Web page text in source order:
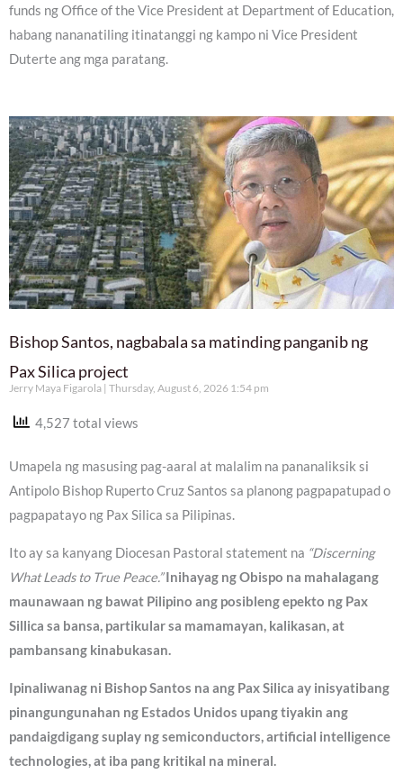
funds ng Office of the Vice President at Department of Education,
habang nananatiling itinatanggi ng kampo ni Vice President
Duterte ang mga paratang.
Bishop Santos, nagbabala sa matinding panganib ng
Pax Silica project
Jerry Maya Figarola Thursday, August 6, 2026 1:54 pm
4,527 total views
Umapela ng masusing pag-aaral at malalim na pananaliksik si
Antipolo Bishop Ruperto Cruz Santos sa planong pagpapatupad o
pagpapatayo ng Pax Silica sa Pilipinas.
Ito ay sa kanyang Diocesan Pastoral statement na “Discerning
What Leads to True Peace.”Inihayag ng Obispo na mahalagang
maunawaan ng bawat Pilipino ang posibleng epekto ng Pax
Sillica sa bansa, partikular sa mamamayan, kalikasan, at
pambansang kinabukasan.
Ipinaliwanag ni Bishop Santos na ang Pax Silica ay inisyatibang
pinangungunahan ng Estados Unidos upang tiyakin ang
pandaigdigang suplay ng semiconductors, artificial intelligence
technologies, at iba pang kritikal na mineral.